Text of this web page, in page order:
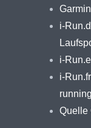
i-
i-
i-
running
Quelle